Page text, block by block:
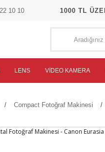
10 10 1000 TL
LENS VIDEO KAMERA
Compact Fotoğraf Makinesi